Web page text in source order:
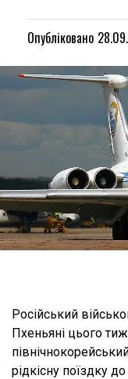
Опубліковано
Російський
Пхеньяні цього
рідкісну поїздку